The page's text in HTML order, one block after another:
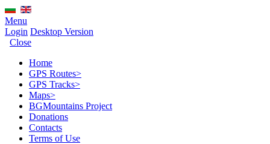
Menu
Login Desktop Version
Close
Home
GPS Routes>
GPS Tracks>
Maps>
BGMountains Project
Donations
Contacts
Terms of Use